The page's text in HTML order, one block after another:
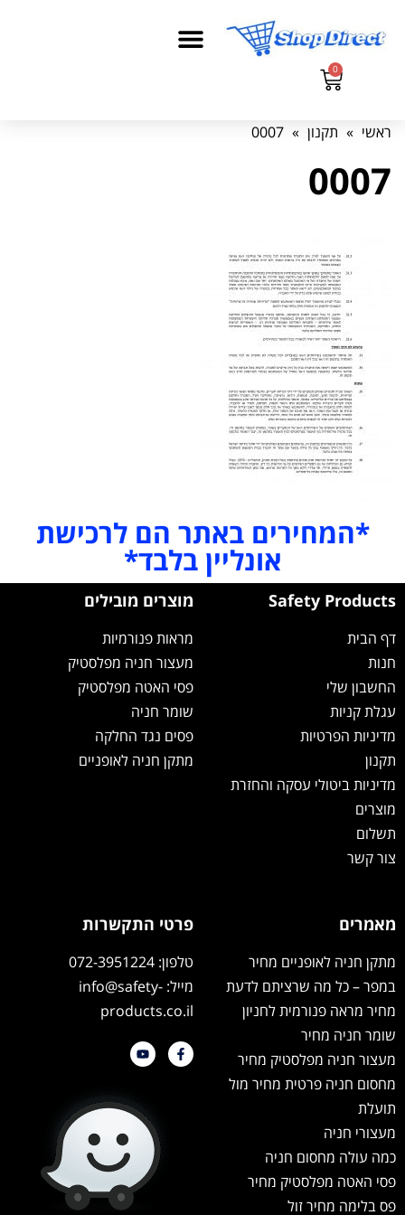
0
ראשי » תקנון »
0007
0007
*המחירים באתר הם לרכישת
אונליין בלבד*
Safety Products
דף הבית
חנות
החשבון שלי
עגלת קניות
מדיניות הפרטיות
תקנון
מדיניות ביטולי עסקה והחזרת
מוצרים
תשלום
צור קשר
מוצרים מובילים
מראות פנורמיות
מעצור חניה מפלסטיק
פסי האטה מפלסטיק
שומר חניה
פסים נגד החלקה
מתקן חניה לאופניים
מאמרים
מתקן חניה לאופניים מחיר
במפר – כל מה שרציתם לדעת
מחיר מראה פנורמית לחניון
שומר חניה מחיר
מעצור חניה מפלסטיק מחיר
מחסום חניה פרטית מחיר מול
תועלת
מעצורי חניה
כמה עולה מחסום חניה
פסי האטה מפלסטיק מחיר
פס בלימה מחיר זול
פרטי התקשרות
טלפון: 072-3951224
מייל: info@safety-
products.co.il